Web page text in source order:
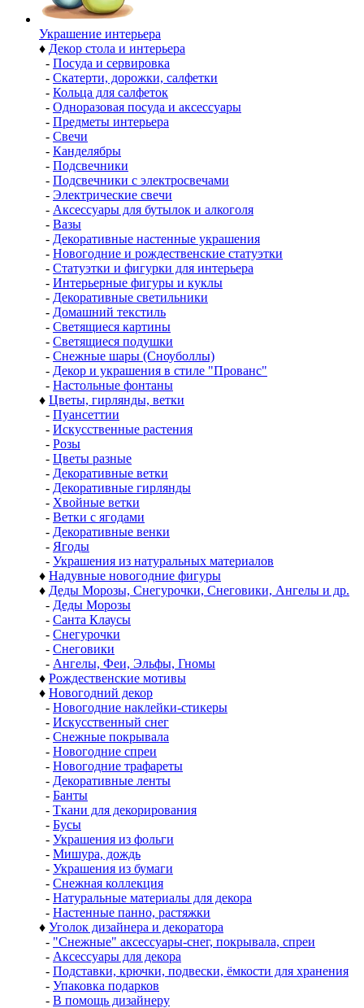
Украшение интерьера
♦ Декор стола и интерьера
- Посуда и сервировка
- Скатерти, дорожки, салфетки
- Кольца для салфеток
- Одноразовая посуда и аксессуары
- Предметы интерьера
- Свечи
- Канделябры
- Подсвечники
- Подсвечники с электросвечами
- Электрические свечи
- Аксессуары для бутылок и алкоголя
- Вазы
- Декоративные настенные украшения
- Новогодние и рождественские статуэтки
- Статуэтки и фигурки для интерьера
- Интерьерные фигуры и куклы
- Декоративные светильники
- Домашний текстиль
- Светящиеся картины
- Светящиеся подушки
- Снежные шары (Сноуболлы)
- Декор и украшения в стиле "Прованс"
- Настольные фонтаны
♦ Цветы, гирлянды, ветки
- Пуансеттии
- Искусственные растения
- Розы
- Цветы разные
- Декоративные ветки
- Декоративные гирлянды
- Хвойные ветки
- Ветки с ягодами
- Декоративные венки
- Ягоды
- Украшения из натуральных материалов
♦ Надувные новогодние фигуры
♦ Деды Морозы, Снегурочки, Снеговики, Ангелы и др.
- Деды Морозы
- Санта Клаусы
- Снегурочки
- Снеговики
- Ангелы, Феи, Эльфы, Гномы
♦ Рождественские мотивы
♦ Новогодний декор
- Новогодние наклейки-стикеры
- Искусственный снег
- Снежные покрывала
- Новогодние спреи
- Новогодние трафареты
- Декоративные ленты
- Банты
- Ткани для декорирования
- Бусы
- Украшения из фольги
- Мишура, дождь
- Украшения из бумаги
- Снежная коллекция
- Натуральные материалы для декора
- Настенные панно, растяжки
♦ Уголок дизайнера и декоратора
- "Снежные" аксессуары-снег, покрывала, спреи
- Аксессуары для декора
- Подставки, крючки, подвески, ёмкости для хранения
- Упаковка подарков
- В помощь дизайнеру